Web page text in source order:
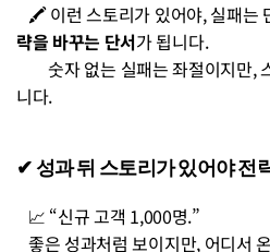
🖍️ 이런 스토리가 있어야, 실패
략을 바꾸는 단서가 됩니다.
        숫자 없는 실패는 좌절이지만, 스토리가 있는 실패는 학습입
니다.
✔︎ 성과 뒤 스토리가 있어야 전
   📈 “신규 고객 1,000명.”
   좋은 성과처럼 보이지만, 어디서 온 고객인지 알 수 없다면 전략